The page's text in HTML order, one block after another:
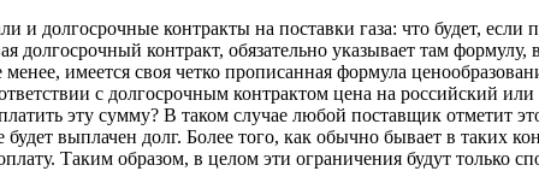
и долгосрочные контракты на поставки газа: что будет,
долгосрочный контракт, обязательно указывает там
имеется своя четко прописанная формула
с долгосрочным контрактом цена на российский
эту сумму? В таком случае любой поставщик отметит
выплачен долг. Более того, как обычно бывает в таких
Таким образом, в целом эти ограничения будут только